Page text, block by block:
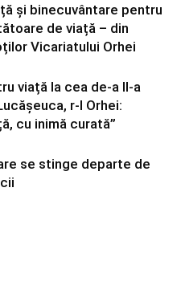
și binecuvântare pentru
de viață – din
Vicariatului Orhei
viață la cea de-a II-a
r-l Orhei:
cu inimă curată”
se stinge departe de